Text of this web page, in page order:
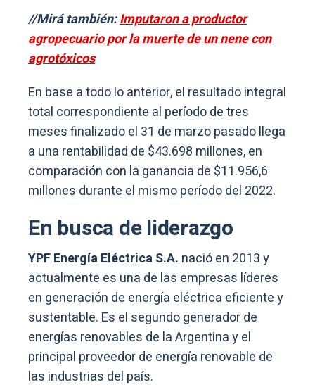
//Mirá también:Imputaron a productor
agropecuario por la muerte de un nene con
agrotóxicos
En base a todo lo anterior, el resultado integral
total correspondiente al período de tres
meses finalizado el 31 de marzo pasado llega
a una rentabilidad de $43.698 millones, en
comparación con la ganancia de $11.956,6
millones durante el mismo período del 2022.
En busca de liderazgo
YPF Energía Eléctrica S.A. nació en 2013 y
actualmente es una de las empresas líderes
en generación de energía eléctrica eficiente y
sustentable. Es el segundo generador de
energías renovables de la Argentina y el
principal proveedor de energía renovable de
las industrias del país.